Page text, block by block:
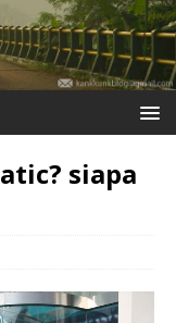
siapa